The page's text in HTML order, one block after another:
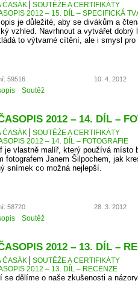
ČASÁK
SOUTĚŽE A CERTIFIKÁTY
2012 – 15. DÍL – SPECIFICKÁ
je důležité, aby se divákům a
vzhled. Navrhnout a vytvářet dobrý
to výtvarné cítění, ale i smysl pro
59516 10. 4. 2012
Soutěž
2012 – 14. DÍL –
ČASÁK
SOUTĚŽE A CERTIFIKÁTY
2012 – 14. DÍL – FOTOGRAFIE
je vlastně malíř, který používá místo
fotografem Janem Šilpochem, jak
snímek co možná nejlepší.
58720 28. 3. 2012
Soutěž
2012 – 13. DÍL –
ČASÁK
SOUTĚŽE A CERTIFIKÁTY
2012 – 13. DÍL – RECENZE
se dělíme o naše zkušenosti a